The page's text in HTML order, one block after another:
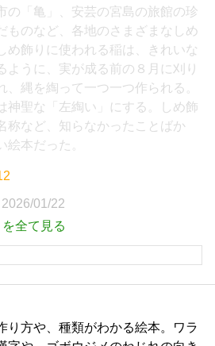
の「亀」、安芸の宮島の旅館の珍
ものなど、各地のさまざまなしめ
め飾りに使われる稲は、きれいな
ように、実が成る前の８月に刈り
、縄を綯って一つ一つ作られる。
神聖な「左綯い」にする。しめ飾
称など、知らなかったことばか
絵本だった。
2026/01/22
全て見る
り方や、種類がわかる絵本。ワラ